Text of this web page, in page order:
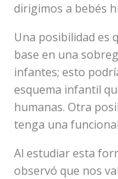
dirigimos a bebés
Una posibilidad es
base en una
infantes; esto
esquema infantil
humanas. Otra
tenga una
Al estudiar esta
observó que nos